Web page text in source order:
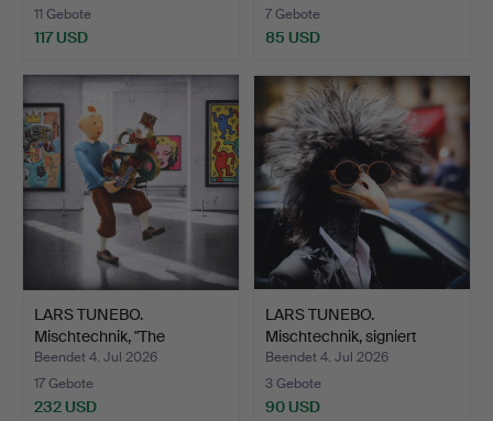
11 Gebote
117 USD
7 Gebote
85 USD
LARS TUNEBO.
Mischtechnik, "The
American E…
Beendet 4. Jul 2026
17 Gebote
232 USD
LARS TUNEBO.
Mischtechnik, signiert
3/199.
Beendet 4. Jul 2026
3 Gebote
90 USD